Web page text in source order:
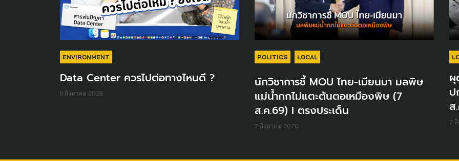
ENVIRONMENT
Data Center ควรไปต่อทางไหนดี ?
8 สิงหาคม 2026
POLITICS LOCAL
นักวิชาการชี้ MOU ไทย-เมียนมา มลพิษ
แม่น้ำกกไม่แตะต้นตอเหมืองพิษ (7
ส.ค.69) I ตรงประเด็น
7 สิงหาคม 2026
ผุ
ป
ส
7